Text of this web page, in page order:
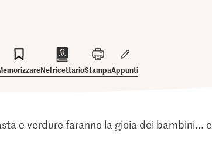
Nel ricettarioStampaAppunti
e verdure faranno la gioia dei bambini... e